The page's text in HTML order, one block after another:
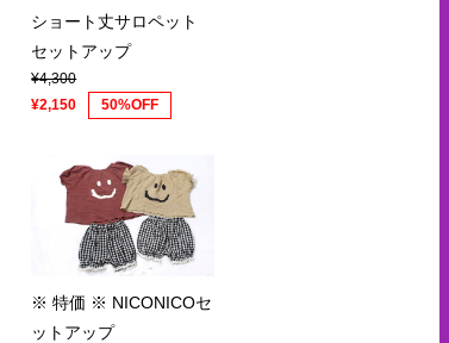
ショート丈サロペット
セットアップ
¥4,300
¥2,150
50%OFF
※ 特価 ※ NICONICOセ
ットアップ